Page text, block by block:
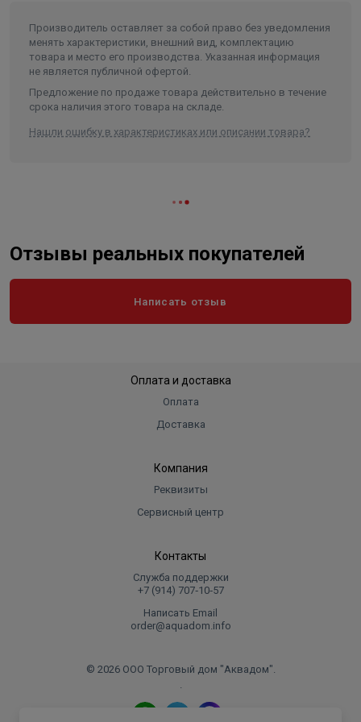
Высота 2
42
Ширина 2
Производитель оставляет за собой право без уведомления
менять характеристики, внешний вид, комплектацию
товара и место его производства. Указанная информация
не является публичной офертой.
Предложение по продаже товара действительно в течение
срока наличия этого товара на складе.
Нашли ошибку в характеристиках или описании товара?
Отзывы реальных покупателей
Написать отзыв
Оплата и доставка
Оплата
Доставка
Компания
Реквизиты
Сервисный центр
Контакты
Служба поддержки
+7 (914) 707‑10‑57
Написать Email
order@aquadom.info
© 2026 ООО Торговый дом "Аквадом".
.